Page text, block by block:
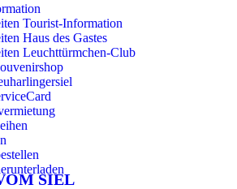
Tourist-Information
Haus des Gastes
Leuchttürmchen-Club
SIEL